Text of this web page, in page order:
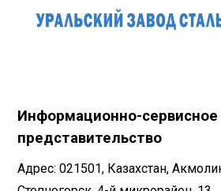
Информационно-сервисное
представительство
Адрес: 021501, Казахстан,